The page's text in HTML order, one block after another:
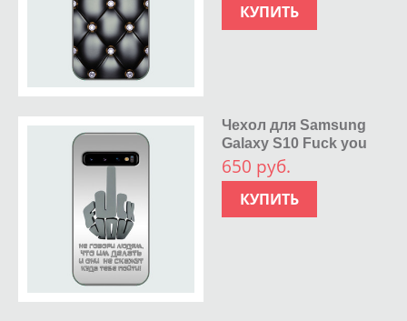
КУПИТЬ
Чехол для Samsung
Galaxy S10 Fuck you
650 руб.
КУПИТЬ